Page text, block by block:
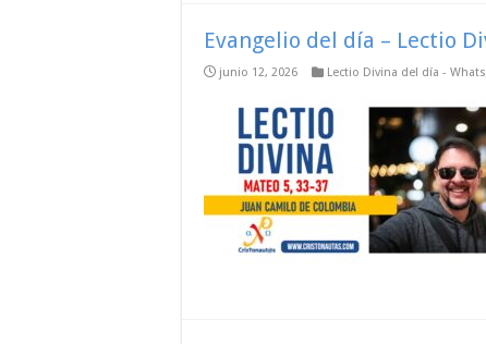
Evangelio del día – Lectio
junio 12, 2026 Lectio Divina del día -